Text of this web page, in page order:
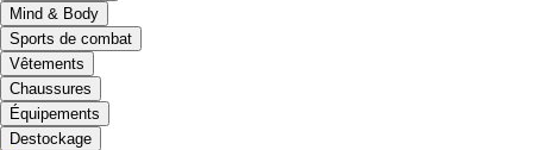
Mind & Body
Sports de combat
Vêtements
Chaussures
Équipements
Destockage